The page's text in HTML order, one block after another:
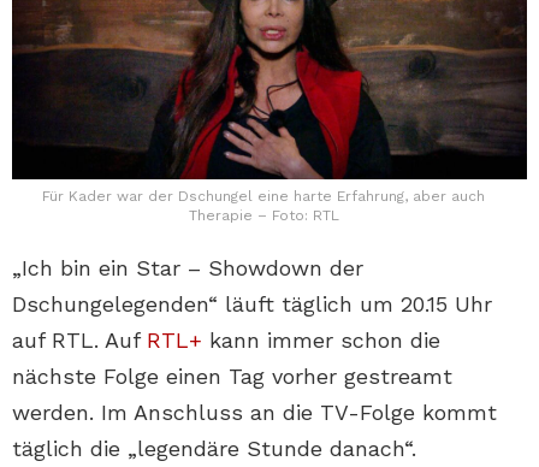
Für Kader war der Dschungel eine harte Erfahrung, aber auch
Therapie – Foto: RTL
„Ich bin ein Star – Showdown der
Dschungelegenden“ läuft täglich um 20.15 Uhr
auf RTL. Auf RTL+ kann immer schon die
nächste Folge einen Tag vorher gestreamt
werden. Im Anschluss an die TV-Folge kommt
täglich die „legendäre Stunde danach“.